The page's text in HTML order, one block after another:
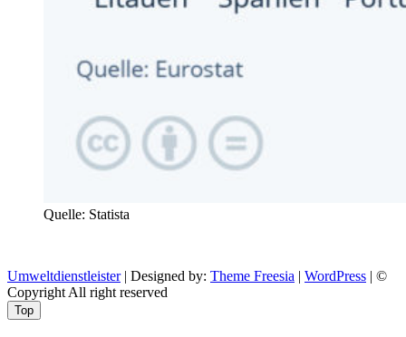
Quelle: Statista
Umweltdienstleister| Designed by: Theme Freesia | WordPress | ©
Copyright All right reserved
Top